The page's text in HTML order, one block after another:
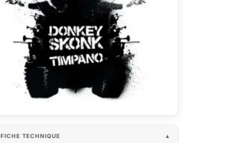
FICHE TECHNIQUE